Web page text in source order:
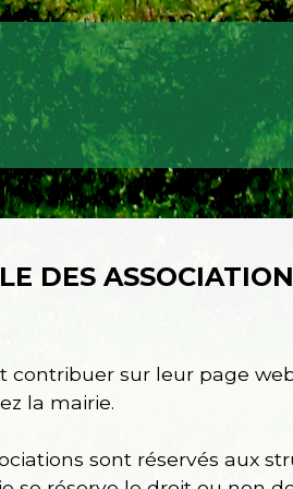
DES
contribuer sur leur page
la mairie.
sont réservés aux